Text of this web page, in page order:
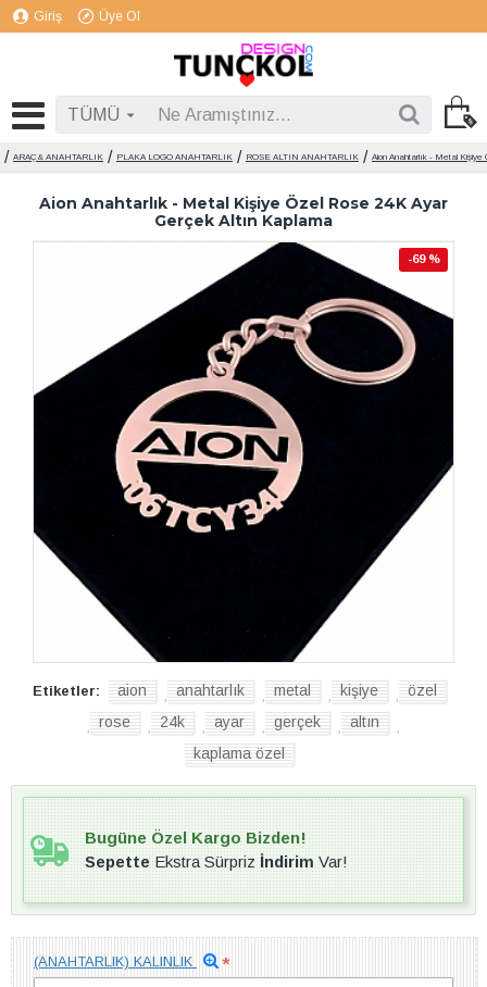
Giriş Üye Ol
TÜMÜ
ARAÇ & ANAHTARLIK PLAKA LOGO ANAHTARLIK ROSE ALTIN ANAHTARLIK Aion Anahtarlık - Metal
Aion Anahtarlık - Metal Kişiye Özel Rose 24K Ayar
Gerçek Altın Kaplama
-69 %
Etiketler: aion anahtarlık metal kişiye özel
rose 24k ayar gerçek altın
kaplama özel
(ANAHTARLIK) KALINLIK
Bugüne Özel Kargo Bizden!
SepetteEkstra SürprizİndirimVar!